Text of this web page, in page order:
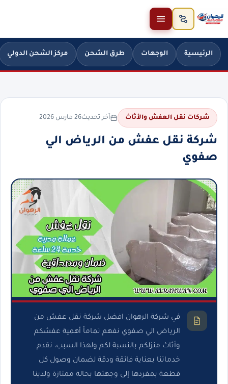
تخطَّ إلى المحتوى
الرئيسية الوجهات طرق الشحن مركز الشحن الدولي
شركات نقل العفش والأثاث آخر تحديث26 مارس 2026
شركة نقل عفش من الرياض الي
صفوي
في شركة الرهوان افضل شركة نقل عفش من
الرياض الي صفوي نفهم تماماً أهمية عفشكم
وأثاث منزلكم بالنسبة لكم ولهذا السبب، نقدم
خدماتنا بعناية فائقة ودقة لضمان وصول كل
قطعة بمفردها إلى وجهتها بحالة ممتازة ولدينا